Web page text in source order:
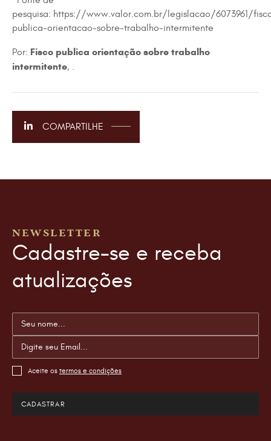
pesquisa: https://www.valor.com.br/legislacao/6073961/
publica-orientacao-sobre-trabalho-intermitente
Por: Fisco publica orientação sobre trabalho
intermitente, .
COMPARTILHE
NEWSLETTER
Cadastre-se e receba
atualizações
Aceite os termos e condições